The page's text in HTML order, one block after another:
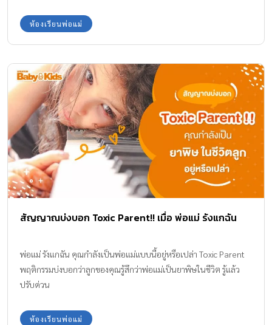
ห้องเรียนพ่อแม่
สัญญาณบ่งบอก Toxic Parent!! เมื่อ พ่อแม่ รังแกฉัน
พ่อแม่ รังแกฉัน คุณกำลังเป็นพ่อแม่แบบนี้อยู่หรือเปล่า Toxic Parent
พฤติกรรมบ่งบอกว่าลูกของคุณรู้สึกว่าพ่อแม่เป็นยาพิษในชีวิต รู้แล้ว
ปรับด่วน
ห้องเรียนพ่อแม่